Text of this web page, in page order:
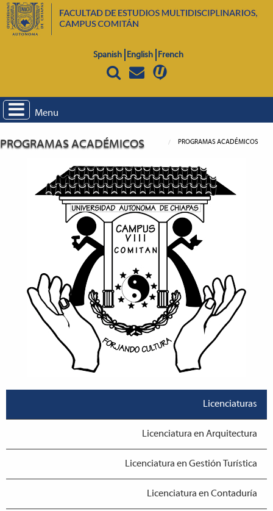
Spanish English French
Menu
PROGRAMAS ACADÉMICOS
PROGRAMAS ACADÉMICOS
Licenciaturas
Licenciatura en Arquitectura
Licenciatura en Gestión Turística
Licenciatura en Contaduría